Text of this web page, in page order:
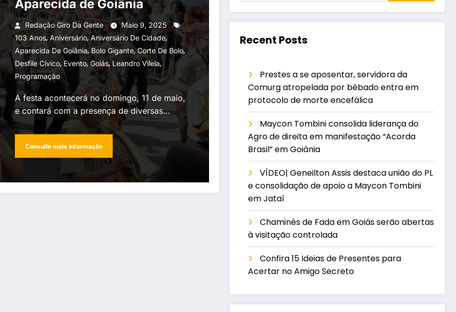
Aparecida de Goiânia
Redação Giro Da Gente
Maio 9, 2025
103 Anos, Aniversário,Aniversário De Cidade,
Aparecida De Goiânia, Bolo Gigante,Corte De Bolo,
Desfile Cívico, Evento,Goiás, Leandro Vilela,
Programação
A festa acontecerá no domingo, 11 de maio,
e contará com a presença de diversas…
Consulte mais informação
Recent Posts
Prestes a se aposentar, servidora da
Comurg atropelada por bêbado entra em
protocolo de morte encefálica
Maycon Tombini consolida liderança do
Agro de direita em manifestação “Acorda
Brasil” em Goiânia
VÍDEO| Geneilton Assis destaca união do PL
e consolidação de apoio a Maycon Tombini
em Jataí
Chaminés de Fada em Goiás serão abertas
à visitação controlada
Confira 15 Ideias de Presentes para
Acertar no Amigo Secreto